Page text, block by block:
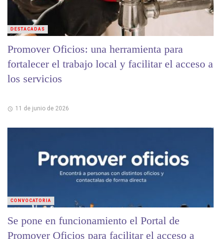
Promover Oficios: una herramienta para
fortalecer el trabajo local y facilitar el acceso a
los servicios
11 de junio de 2026
DESTACADAS
Se pone en funcionamiento el Portal de
Promover Oficios para facilitar el acceso a
CONVOCATORIA